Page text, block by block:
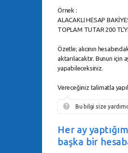
Örnek :
ALACAKLI HESAP
TOPLAM TUTAR 200
Özetle; alıcının
aktarılacaktır. Bunun
yapabileceksiniz.
Vereceğiniz talimatla
Bu bilgi size
Her ay
başka bir